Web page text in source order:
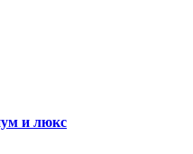
и люкс